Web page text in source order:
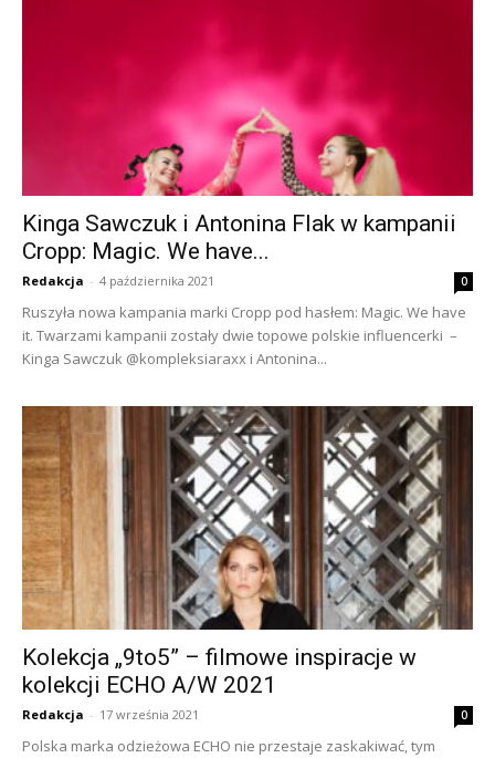
Kinga Sawczuk i Antonina Flak w kampanii
Cropp: Magic. We have...
Redakcja - 4 października 2021 0
Ruszyła nowa kampania marki Cropp pod hasłem: Magic. We have
it. Twarzami kampanii zostały dwie topowe polskie influencerki –
Kinga Sawczuk @kompleksiaraxx i Antonina...
Kolekcja „9to5” – filmowe inspiracje w
kolekcji ECHO A/W 2021
Redakcja - 17 września 2021 0
Polska marka odzieżowa ECHO nie przestaje zaskakiwać, tym